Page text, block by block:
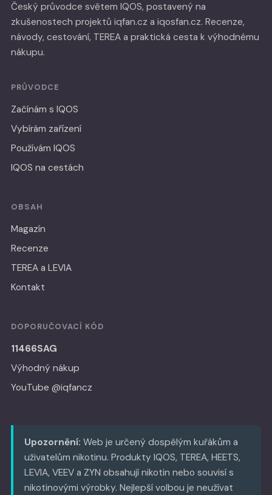
Český průvodce světem IQOS, postavený na
zkušenostech projektů iqfan.cz a iqosfan.cz. Recenze,
návody, cestování, TEREA a praktická cesta k výhodnému
nákupu.
PRŮVODCE
Začínám s IQOS
Vybírám zařízení
Používám IQOS
IQOS na cestách
OBSAH
Magazín
Recenze
TEREA a LEVIA
Kontakt
DOPORUČOVACÍ KÓD
11466SAG
Výhodný nákup
YouTube @iqfancz
Upozornění: Web je určený dospělým kuřákům a
uživatelům nikotinu. Produkty IQOS, TEREA, HEETS,
LEVIA, VEEV a ZYN obsahují nikotin nebo souvisí s
nikotinovými výrobky. Nejlepší volbou je neužívat